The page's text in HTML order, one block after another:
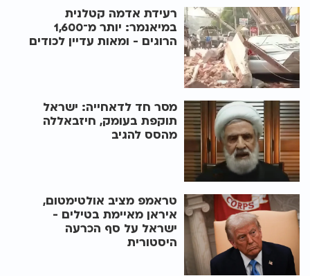
רעידת אדמה קטלנית
במיאנמר: יותר מ־1,600
הרוגים - ומאות עדיין לכודים
מסר חד לדאחייה: ישראל
תוקפת בעומק, חיזבאללה
מהסס להגיב
טראמפ מציב אולטימטום,
איראן מאיימת בטילים -
ישראל על סף הכרעה
היסטורית